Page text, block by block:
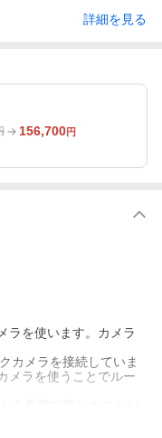
詳細を見る
156,700円
ラを使います。カメラ
カメラを接続していま
メラを使うことでルー